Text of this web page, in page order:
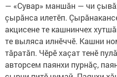
— «Сувар» маншăн — чи
çырăнса илетӗп.
акцисене те кашнинчех
те выляса илнӗччӗ. Кашни
тăратăп. Чӗрӗ хаçат тенӗ
авторсем паянхи пурнăç,